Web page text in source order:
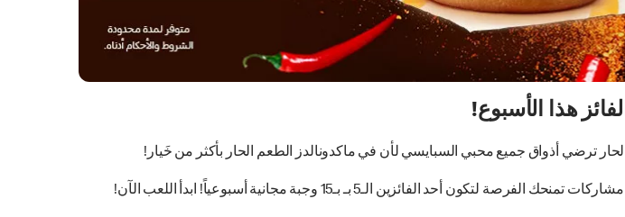
هذا الأسبوع!
ترضي أذواق جميع محبي السبايسي لأن في ماكدونالدز الطعم الحار بأكثر من خَيار!
الفائزين الـ5 بـ بـ15 وجبة مجانية أسبوعياً! ابدأ اللعب الآن!